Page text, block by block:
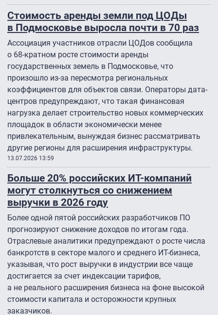
Стоимость аренды земли под ЦОДы
в Подмосковье выросла почти в 70 раз
Ассоциация участников отрасли ЦОДов сообщила
о 68-кратном росте стоимости аренды
государственных земель в Подмосковье, что
произошло из-за пересмотра региональных
коэффициентов для объектов связи. Операторы дата-
центров предупреждают, что такая финансовая
нагрузка делает строительство новых коммерческих
площадок в области экономически менее
привлекательным, вынуждая бизнес рассматривать
другие регионы для расширения инфраструктуры.
13.07.2026 13:59
Больше 20% российских ИТ-компаний
могут столкнуться со снижением
выручки в 2026 году
Более одной пятой российских разработчиков ПО
прогнозируют снижение доходов по итогам года.
Отраслевые аналитики предупреждают о росте числа
банкротств в секторе малого и среднего ИТ-бизнеса,
указывая, что рост выручки в индустрии все чаще
достигается за счет индексации тарифов,
а не реального расширения бизнеса на фоне высокой
стоимости капитала и осторожности крупных
заказчиков.